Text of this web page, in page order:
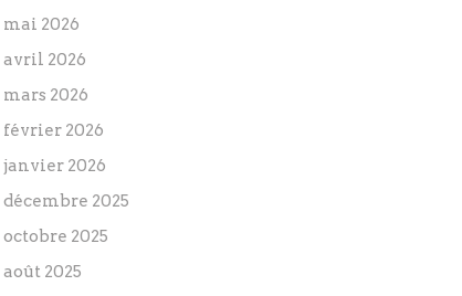
mai 2026
avril 2026
mars 2026
février 2026
janvier 2026
décembre 2025
octobre 2025
août 2025